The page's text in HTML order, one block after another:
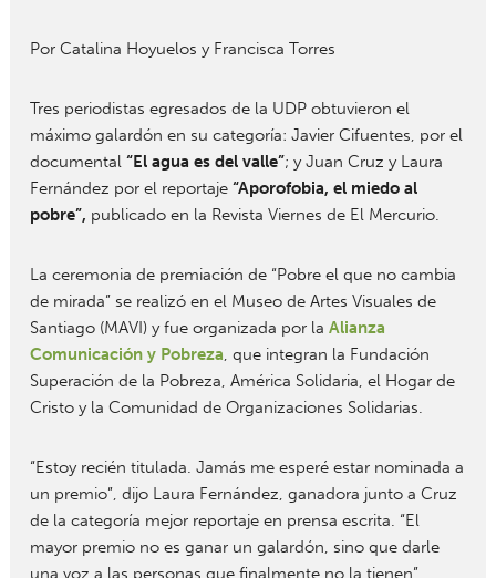
Por Catalina Hoyuelos y Francisca Torres
Tres periodistas egresados de la UDP obtuvieron el
máximo galardón en su categoría: Javier Cifuentes, por el
documental “El agua es del valle”; y Juan Cruz y Laura
Fernández por el reportaje “Aporofobia, el miedo al
pobre”, publicado en la Revista Viernes de El Mercurio.
La ceremonia de premiación de “Pobre el que no cambia
de mirada” se realizó en el Museo de Artes Visuales de
Santiago (MAVI) y fue organizada por la Alianza
Comunicación y Pobreza, que integran la Fundación
Superación de la Pobreza, América Solidaria, el Hogar de
Cristo y la Comunidad de Organizaciones Solidarias.
“Estoy recién titulada. Jamás me esperé estar nominada a
un premio”, dijo Laura Fernández, ganadora junto a Cruz
de la categoría mejor reportaje en prensa escrita. “El
mayor premio no es ganar un galardón, sino que darle
una voz a las personas que finalmente no la tienen”,